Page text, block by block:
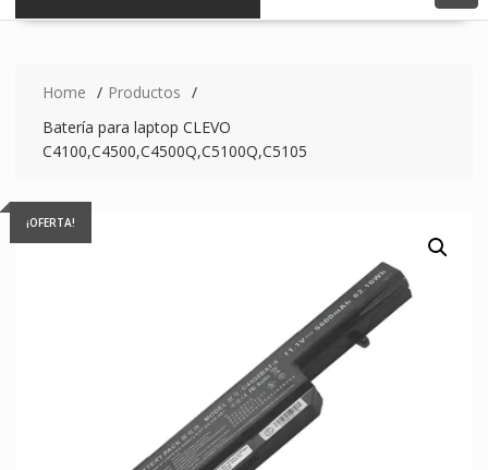
Home
Productos
Batería para laptop CLEVO
C4100,C4500,C4500Q,C5100Q,C5105
¡OFERTA!